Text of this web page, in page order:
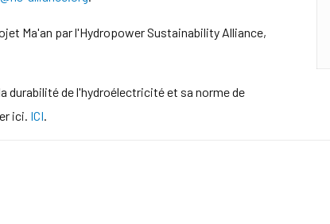
Ma'an par l'Hydropower Sustainability Alliance,
durabilité de l'hydroélectricité et sa norme de
ici. ICI.